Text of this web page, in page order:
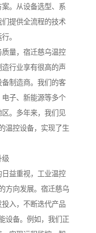
。从设备选型、系
提供全流程的技术
。
量，宿迁慈乌温控
行业享有很高的声
制造商。我们的客
子、新能源等多个
。多年来，我们见
温控设备，实现了生
级
益重视，工业温控
方向发展。宿迁慈乌
入，不断迭代产品
设备。例如，我们正